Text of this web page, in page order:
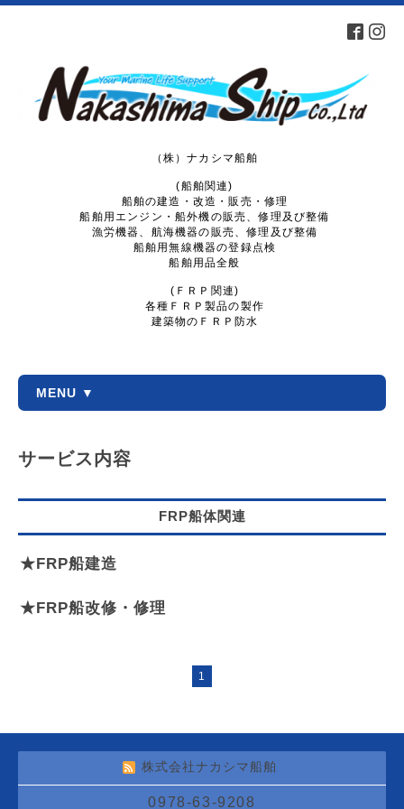
（株）ナカシマ船舶
(船舶関連)
船舶の建造・改造・販売・修理
船舶用エンジン・船外機の販売、修理及び整備
漁労機器、航海機器の販売、修理及び整備
船舶用無線機器の登録点検
船舶用品全般
(ＦＲＰ関連)
各種ＦＲＰ製品の製作
建築物のＦＲＰ防水
MENU ▼
サービス内容
FRP船体関連
★FRP船建造
★FRP船改修・修理
1
株式会社ナカシマ船舶
0978-63-9208